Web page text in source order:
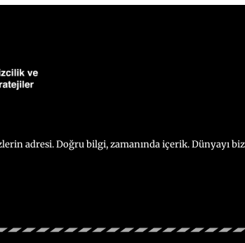
adresi. Doğru bilgi, zamanında içerik. Dünyayı